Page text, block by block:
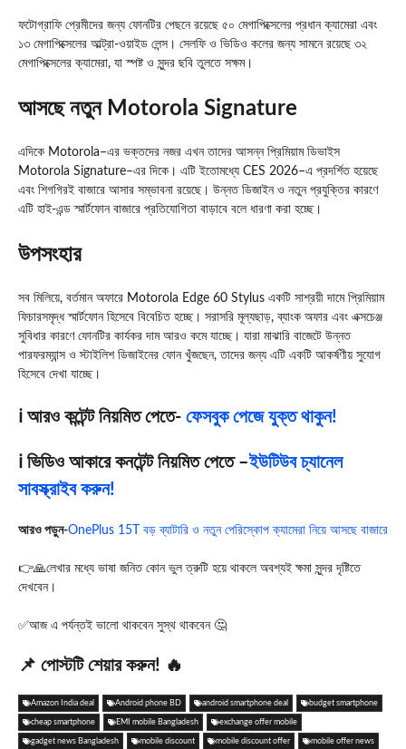
ফটোগ্রাফি প্রেমীদের জন্য ফোনটির পেছনে রয়েছে ৫০ মেগাপিক্সেলের প্রধান ক্যামেরা এবং
১৩ মেগাপিক্সেলের আল্ট্রা-ওয়াইড লেন্স। সেলফি ও ভিডিও কলের জন্য সামনে রয়েছে ৩২
মেগাপিক্সেলের ক্যামেরা, যা স্পষ্ট ও সুন্দর ছবি তুলতে সক্ষম।
আসছে নতুন Motorola Signature
এদিকে Motorola–এর ভক্তদের নজর এখন তাদের আসন্ন প্রিমিয়াম ডিভাইস
Motorola Signature–এর দিকে। এটি ইতোমধ্যে CES 2026–এ প্রদর্শিত হয়েছে
এবং শিগগিরই বাজারে আসার সম্ভাবনা রয়েছে। উন্নত ডিজাইন ও নতুন প্রযুক্তির কারণে
এটি হাই-এন্ড স্মার্টফোন বাজারে প্রতিযোগিতা বাড়াবে বলে ধারণা করা হচ্ছে।
উপসংহার
সব মিলিয়ে, বর্তমান অফারে Motorola Edge 60 Stylus একটি সাশ্রয়ী দামে প্রিমিয়াম
ফিচারসমৃদ্ধ স্মার্টফোন হিসেবে বিবেচিত হচ্ছে। সরাসরি মূল্যছাড়, ব্যাংক অফার এবং এক্সচেঞ্জ
সুবিধার কারণে ফোনটির কার্যকর দাম আরও কমে যাচ্ছে। যারা মাঝারি বাজেটে উন্নত
পারফরম্যান্স ও স্টাইলিশ ডিজাইনের ফোন খুঁজছেন, তাদের জন্য এটি একটি আকর্ষণীয় সুযোগ
হিসেবে দেখা যাচ্ছে।
ℹ️ আরও কন্টেন্ট নিয়মিত পেতে- ফেসবুক পেজে যুক্ত থাকুন!
ℹ️ ভিডিও আকারে কনটেন্ট নিয়মিত পেতে –ইউটিউব চ্যানেল
সাবস্ক্রাইব করুন!
আরও পড়ুন-OnePlus 15T বড় ব্যাটারি ও নতুন পেরিস্কোপ ক্যামেরা নিয়ে আসছে বাজারে
👉🙏লেখার মধ্যে ভাষা জনিত কোন ভুল ত্রুটি হয়ে থাকলে অবশ্যই ক্ষমা সুন্দর দৃষ্টিতে
দেখবেন।
✅আজ এ পর্যন্তই ভালো থাকবেন সুস্থ থাকবেন 🤔
📌 পোস্টটি শেয়ার করুন! 🔥
Amazon India deal Android phone BD android smartphone deal budget smartphone
cheap smartphone EMI mobile Bangladesh exchange offer mobile
gadget news Bangladesh mobile discount mobile discount offer mobile offer news